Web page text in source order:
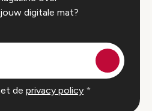
digitale mat?
de privacy policy